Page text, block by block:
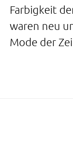
Farbigkeit
waren neu
Mode der